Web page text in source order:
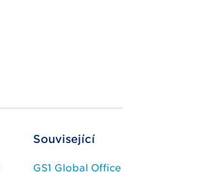
Související
GS1 Global Office